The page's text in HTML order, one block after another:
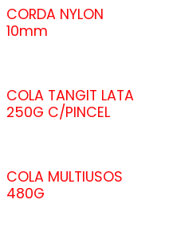
CORDA NYLON
10mm
COLA TANGIT LATA
250G C/PINCEL
COLA MULTIUSOS
480G